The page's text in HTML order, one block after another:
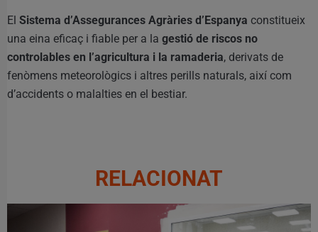
El Sistema d’Assegurances Agràries d’Espanya constitueix
una eina eficaç i fiable per a la gestió de riscos no
controlables en l’agricultura i la ramaderia, derivats de
fenòmens meteorològics i altres perills naturals, així com
d’accidents o malalties en el bestiar.
RELACIONAT